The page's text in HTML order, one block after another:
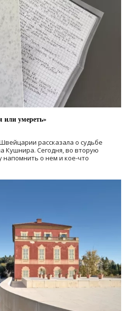
умереть»
рассказала о судьбе
Кушнира. Сегодня, во вторую
напомнить о нем и кое-что